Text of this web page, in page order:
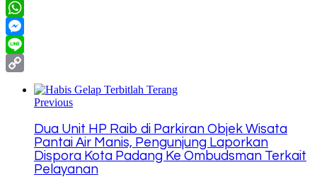
Twitter
WhatsApp
Messenger
Line
Previous
Dua Unit HP Raib di Parkiran Objek Wisata
Pantai Air Manis, Pengunjung Laporkan
Dispora Kota Padang Ke Ombudsman Terkait
Pelayanan